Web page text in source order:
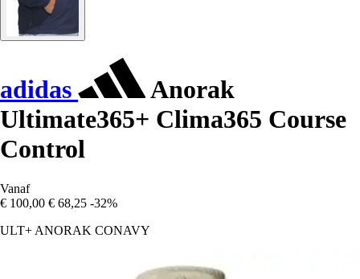
adidas
Anorak
Ultimate365+ Clima365 Course
Control
Vanaf
€ 100,00 € 68,25 -32%
ULT+ ANORAK CONAVY